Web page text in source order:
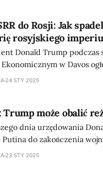
do Rosji: Jak
rosyjskiego
Donald Trump podczas
w Davos
w tym do Arabii
24 STY 2025
Trump może obalić
dnia urzędowania
Putina do zakończenia
że za pomocą surowych
23 STY 2025